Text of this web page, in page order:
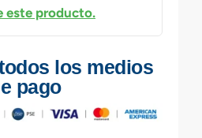
este producto.
los medios
pago